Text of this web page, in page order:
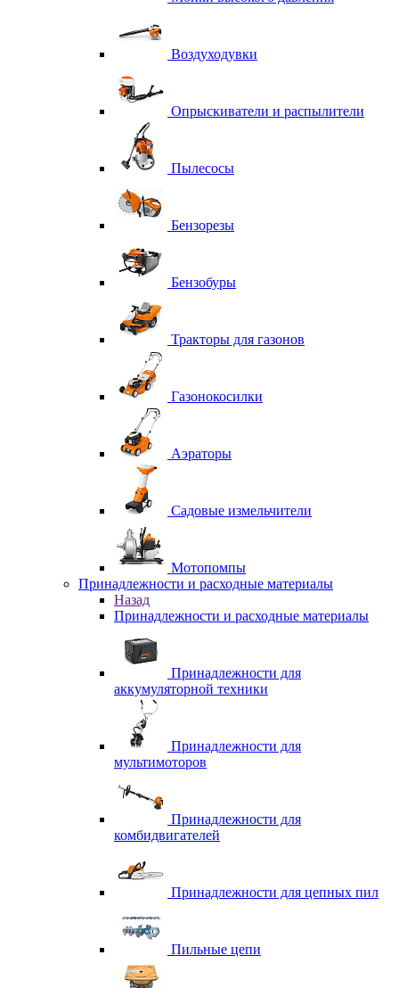
Воздуходувки
Опрыскиватели и распылители
Пылесосы
Бензорезы
Бензобуры
Тракторы для газонов
Газонокосилки
Аэраторы
Садовые измельчители
Мотопомпы
Принадлежности и расходные материалы
Назад
Принадлежности и расходные материалы
Принадлежности для
аккумуляторной техники
Принадлежности для
мультимоторов
Принадлежности для
комбидвигателей
Принадлежности для цепных пил
Пильные цепи